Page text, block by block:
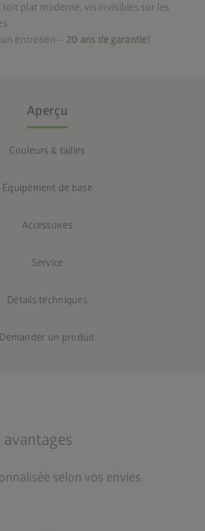
toit plat moderne, vis invisibles sur les
entretien – 20 ans de garantie!
Aperçu
Couleurs & tailles
Équipement de base
Accessoires
Service
Détails techniques
Demander un produit
selon vos envies